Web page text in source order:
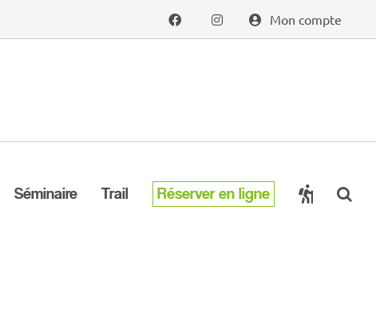
Mon compte
Séminaire Trail Réserver en ligne